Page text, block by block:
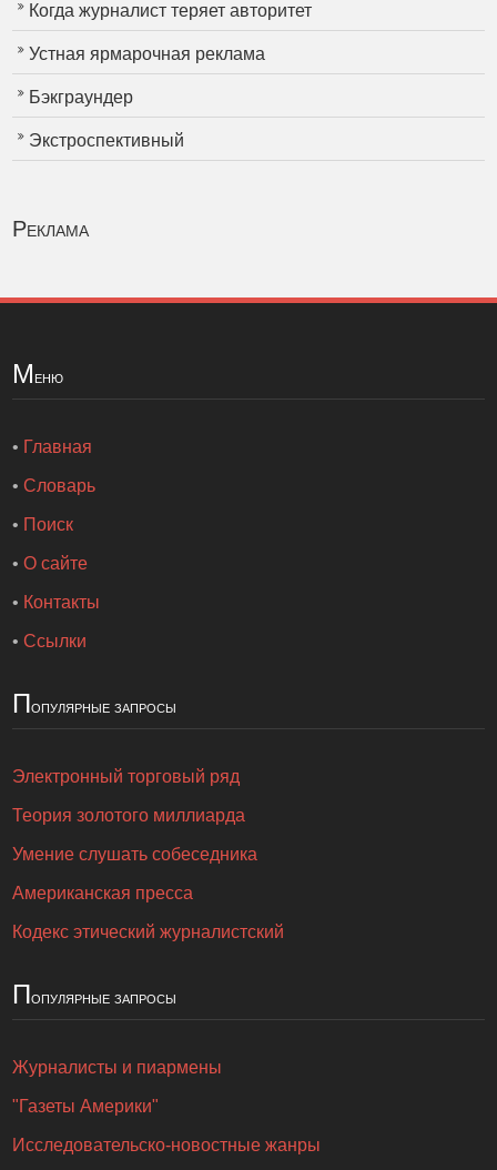
Когда журналист теряет авторитет
Устная ярмарочная реклама
Бэкграундер
Экстроспективный
Реклама
Меню
• Главная
•Словарь
• Поиск
•О сайте
• Контакты
•Ссылки
Популярные запросы
Электронный торговый ряд
Теория золотого миллиарда
Умение слушать собеседника
Американская пресса
Кодекс этический журналистский
Популярные запросы
Журналисты и пиармены
"Газеты Америки"
Исследовательско-новостные жанры